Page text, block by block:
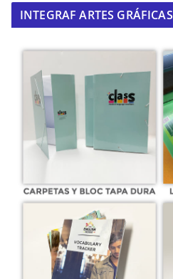
INTEGRAF ARTES GRÁFICAS